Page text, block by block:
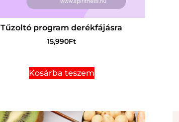
Tűzoltó program derékfájásra
15,990Ft
Kosárba teszem